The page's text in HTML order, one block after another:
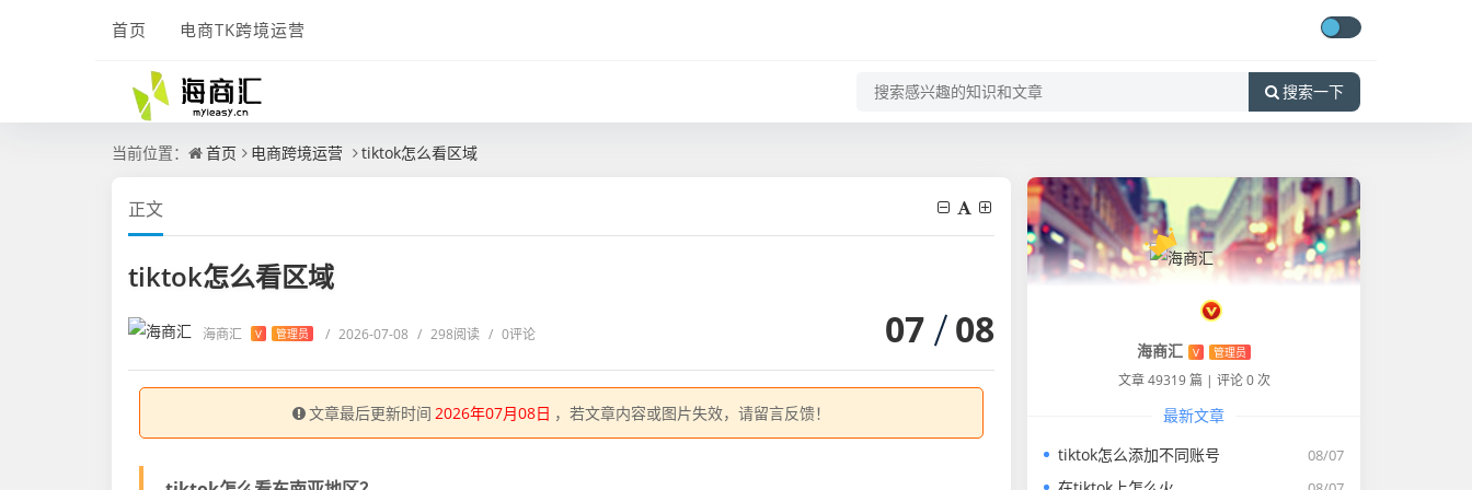
首页 电商TK跨境运营
搜索一下
当前位置： 首页 电商跨境运营 tiktok怎么看区域
正文
tiktok怎么看区域
海商汇 V 管理员 / 2026-07-08 / 298阅读 / 0评论 07 08
文章最后更新时间 2026年07月08日 ，若文章内容或图片失效，请留言反馈！
海商汇 V 管理员
文章 49319 篇 | 评论 0 次
最新文章
08/07
tiktok怎么添加不同账号